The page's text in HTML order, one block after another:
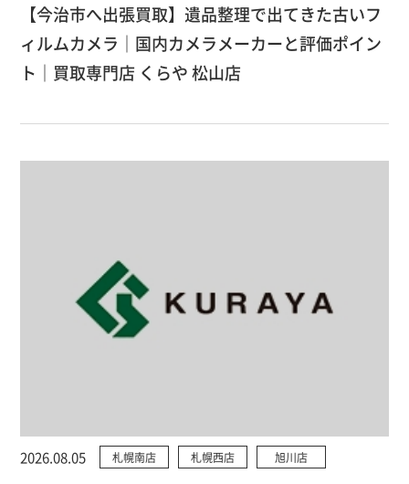
【今治市へ出張買取】遺品整理で出てきた古いフ
ィルムカメラ｜国内カメラメーカーと評価ポイン
ト｜買取専門店 くらや 松山店
2026.08.05 札幌南店 札幌西店 旭川店